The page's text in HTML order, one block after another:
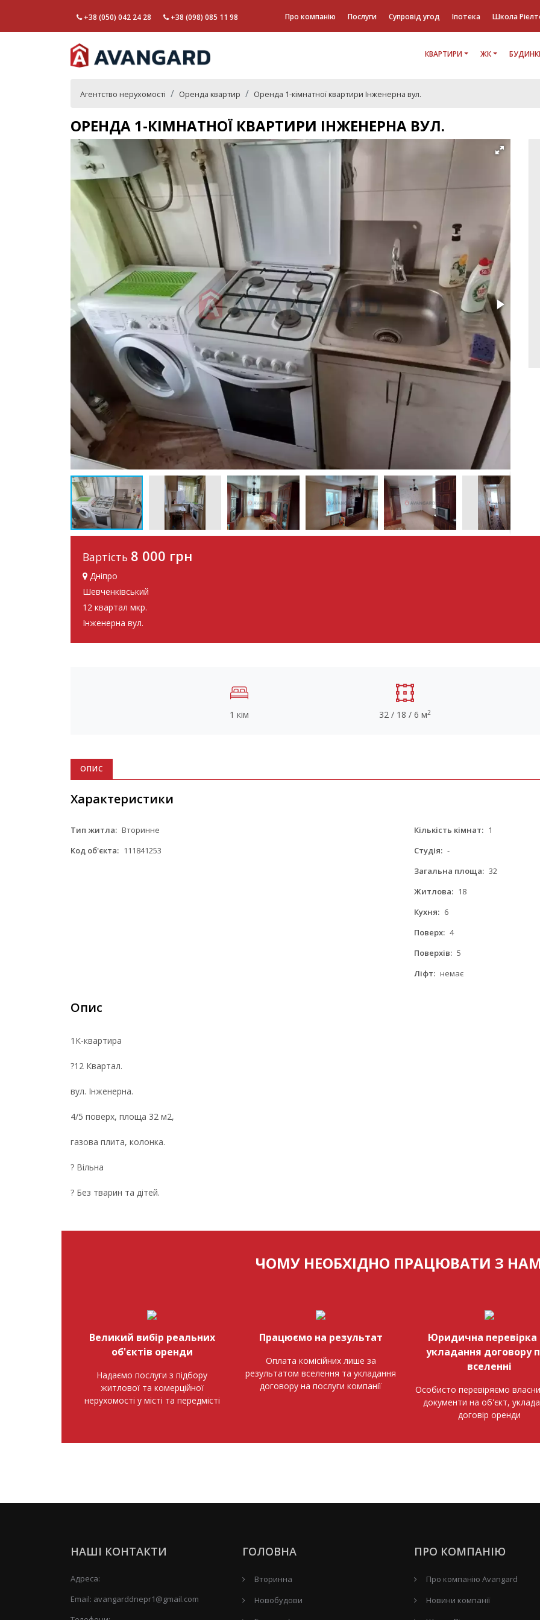
+38 (050) 042 24 28 +38 (098) 085 11 98 Про компанію Послуги Супровід угод Іпотека Школа
КВАРТИРИ ЖК
Агентство нерухомості Оренда квартир Оренда 1-кімнатної квартири Інженерна вул.
ОРЕНДА 1-КІМНАТНОЇ КВАРТИРИ ІНЖЕНЕРНА ВУЛ.
Вартість 8 000 грн
Дніпро
Шевченківський
12 квартал мкр.
Інженерна вул.
1 кім 32 / 18 / 6 м2
ОПИС
Характеристики
Тип житла: Вторинне
Код об'єкта: 111841253
Кількість кімнат: 1
Студія: -
Загальна площа: 32
Житлова: 18
Кухня: 6
Поверх: 4
Поверхів: 5
Ліфт: немає
Опис
1К-квартира
?12 Квартал.
вул. Інженерна.
4/5 поверх, площа 32 м2,
газова плита, колонка.
? Вільна
? Без тварин та дітей.
ЧОМУ НЕОБХІДНО ПРАЦЮВАТИ З
Великий вибір реальних
об'єктів оренди
Надаємо послуги з підбору
житлової та комерційної
нерухомості у місті та передмісті
Працюємо на результат
Оплата комісійних лише за
результатом вселення та укладання
договору на послуги компанії
Юридична перевірка
укладання договору
вселенні
Особисто перевіряємо
документи на об'єкт,
договір оренди
НАШІ КОНТАКТИ
Адреса:
Email: avangarddnepr1@gmail.com
ГОЛОВНА
Вторинна
Новобудови
ПРО КОМПАНІЮ
Про компанію Avangard
Новини компанії